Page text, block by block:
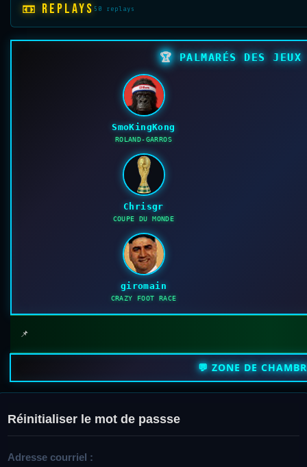
📼 REPLAYS 50 replays
🏆 PALMARÉS DES
SmoKingKong
ROLAND-GARROS
Chrisgr
COUPE DU MONDE
giromain
CRAZY FOOT RACE
📌
💬 ZONE DE
Réinitialiser le mot de passse
Adresse courriel :